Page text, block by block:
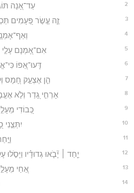
2 עַד־אָ֭נָה
3 זֶ֤ה עֶ֣שֶׂר פְּ֭עָמִים
4
5 אִם־אָ֭מְנָם עָלַ֣י
6 דְּֽעוּ־אֵ֭פוֹ
7 הֵ֤ן אֶצְעַ֣ק חָ֭מָס
8 אָרְחִ֣י גָ֭דַר וְלֹ֣א
9 כְּ֭בוֹדִי
10 יִתְּצֵ֣נִי
11
12 יַ֤חַד ׀ יָ֘בֹ֤אוּ גְדוּדָ֗יו וַיָּסֹ֣לּוּ
13 אַ֭חַי
14